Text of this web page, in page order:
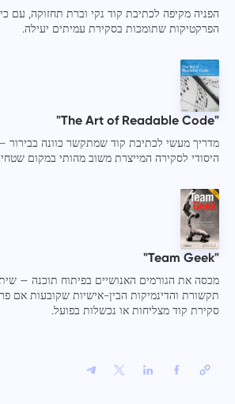
הפניה מקיפה לכתיבת קוד נקי וברת תחזוקה, עם
הפרקטיקות שתומכות בסקירת עמיתים יעילה.
"The Art of Readable Code"
מדריך מעשי לכתיבת קוד שמתקשר כוונה בבירור
היסודי לסקירה המייצרת משוב מהותי במקום שטחי.
"Team Geek"
מכסה את הגורמים האנושיים בפיתוח תוכנה —
תקשורת והדינמיקות הבין-אישיות שקובעות אם
סקירת קוד מצליחות או נכשלות בפועל.